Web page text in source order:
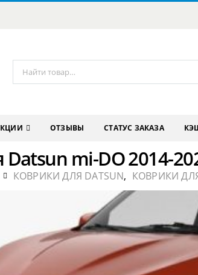
ОТЗЫВЫ СТАТУС ЗАКАЗА
mi-DO 2014-
КОВРИКИ ДЛЯ DATSUN, КОВРИКИ ДЛЯ